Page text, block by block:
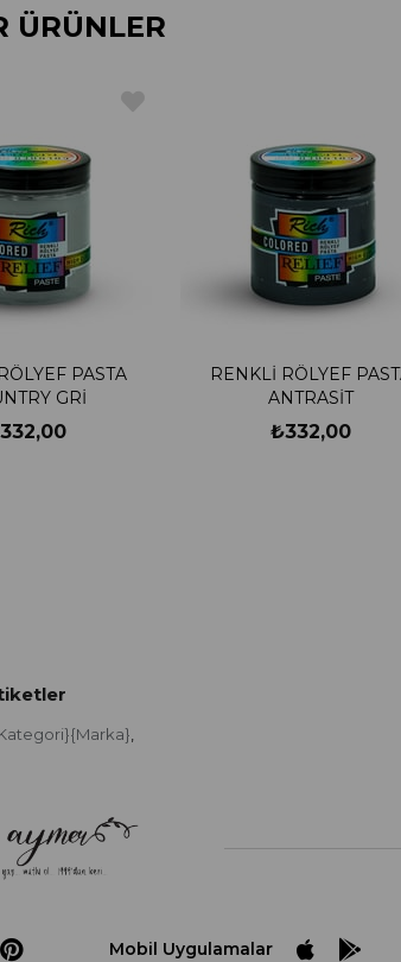
ÜRÜNLER
PASTA
GRİ
RENKLİ RÖLYEF
ANTRASİT
₺332,00
,
Mobil Uygulamalar